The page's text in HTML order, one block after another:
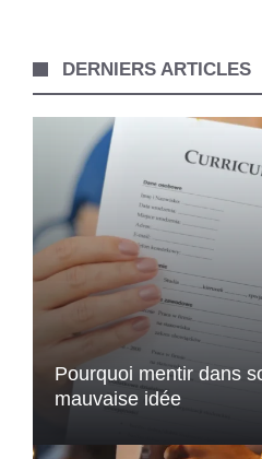
DERNIERS ARTICLES
Pourquoi mentir dans
mauvaise idée